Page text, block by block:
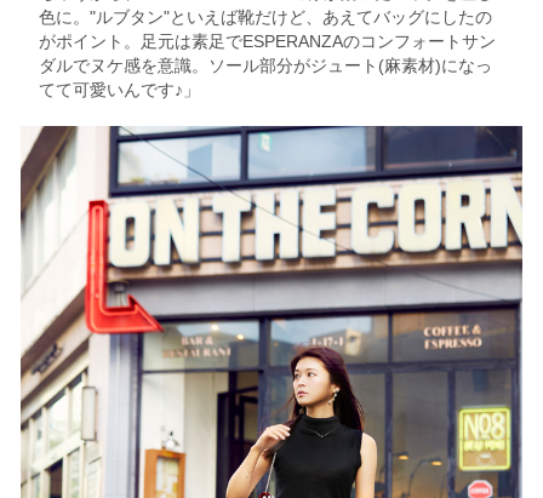
色に。"ルブタン"といえば靴だけど、あえてバッグにしたの
がポイント。足元は素足でESPERANZAのコンフォートサン
ダルでヌケ感を意識。ソール部分がジュート(麻素材)になっ
てて可愛いんです♪」